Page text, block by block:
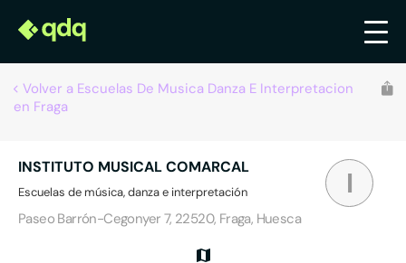
Volver a Escuelas De Musica Danza E Interpretacion
en Fraga
I
INSTITUTO MUSICAL COMARCAL
Escuelas de música, danza e interpretación
Paseo Barrón-Cegonyer 7, 22520, Fraga, Huesca